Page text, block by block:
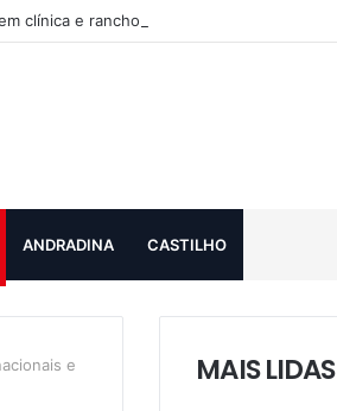
clínica e rancho
ANDRADINA CASTILHO
e
MAIS LIDAS